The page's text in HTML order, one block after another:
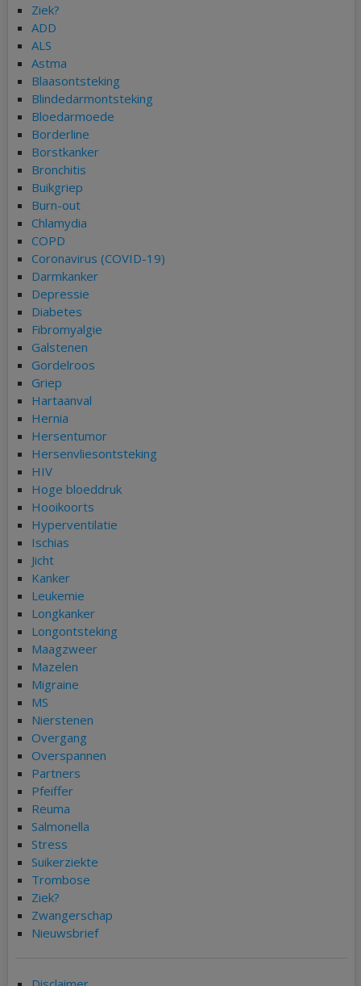
Ziek?
ADD
ALS
Astma
Blaasontsteking
Blindedarmontsteking
Bloedarmoede
Borderline
Borstkanker
Bronchitis
Buikgriep
Burn-out
Chlamydia
COPD
Coronavirus (COVID-19)
Darmkanker
Depressie
Diabetes
Fibromyalgie
Galstenen
Gordelroos
Griep
Hartaanval
Hernia
Hersentumor
Hersenvliesontsteking
HIV
Hoge bloeddruk
Hooikoorts
Hyperventilatie
Ischias
Jicht
Kanker
Leukemie
Longkanker
Longontsteking
Maagzweer
Mazelen
Migraine
MS
Nierstenen
Overgang
Overspannen
Partners
Pfeiffer
Reuma
Salmonella
Stress
Suikerziekte
Trombose
Ziek?
Zwangerschap
Nieuwsbrief